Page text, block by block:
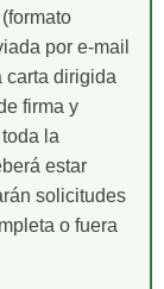
por e-mail
carta dirigida
firma y
la
estar
solicitudes
o fuera